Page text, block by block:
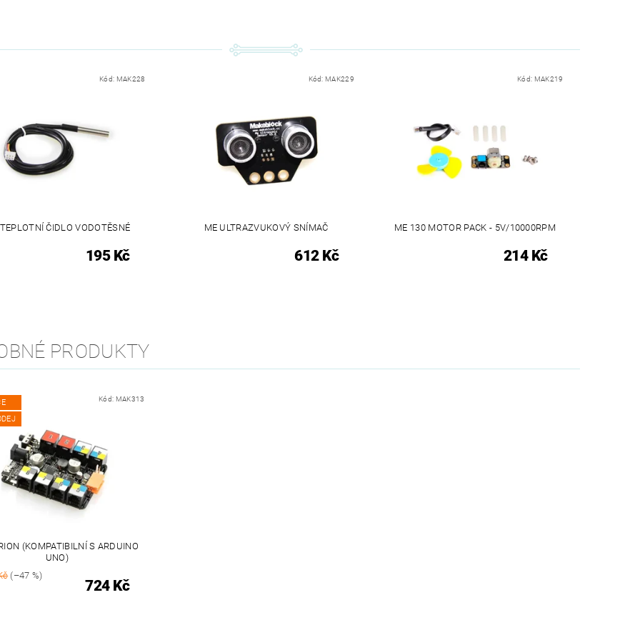
Kód: MAK228
ČIDLO VODOTĚSNÉ
195 Kč
Kód: MAK229
ME ULTRAZVUKOVÝ SNÍMAČ
612 Kč
Kód: MAK219
ME 130 MOTOR PACK - 5V/10000RPM
214 Kč
PRODUKTY
Kód: MAK313
(KOMPATIBILNÍ S ARDUINO
UNO)
(–47 %)
724 Kč